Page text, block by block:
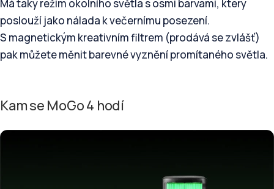
Má taky režim okolního světla s osmi barvami, který
poslouží jako nálada k večernímu posezení.
S magnetickým kreativním filtrem (prodává se zvlášť)
pak můžete měnit barevné vyznění promítaného světla.
Kam se MoGo 4 hodí